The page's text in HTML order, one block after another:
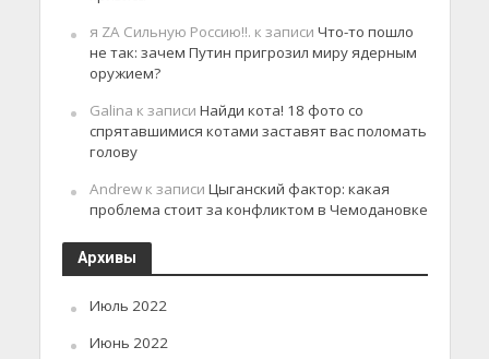
я ZA Сильную Россию!!. к записи Что-то пошло
не так: зачем Путин пригрозил миру ядерным
оружием?
Galina к записи Найди кота! 18 фото со
спрятавшимися котами заставят вас поломать
голову
Andrewк записи Цыганский фактор: какая
проблема стоит за конфликтом в Чемодановке
Архивы
Июль 2022
Июнь 2022